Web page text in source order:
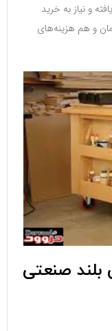
و نیاز به خرید
و هم هزینه‌های
صنعتی